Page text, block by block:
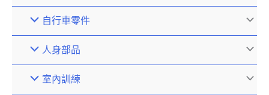
自行車零件
人身部品
室內訓練